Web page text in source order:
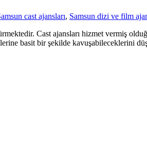
cast ajansları, Samsun dizi ve film
Cast ajansları hizmet vermiş
basit bir şekilde kavuşabileceklerini